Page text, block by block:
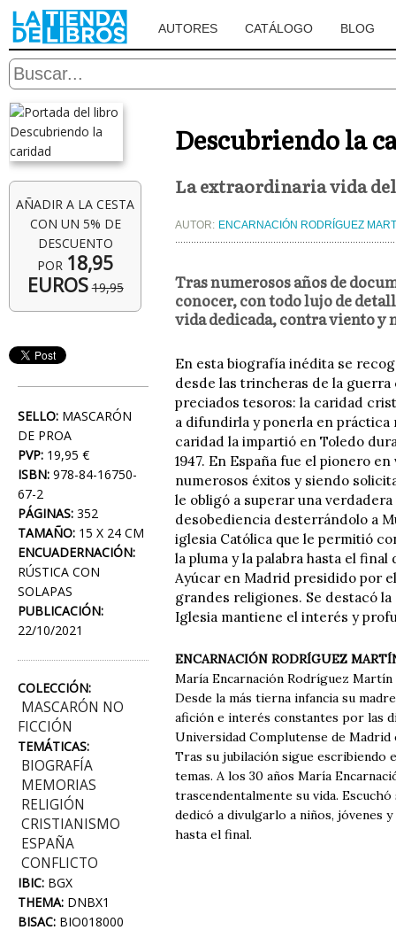
AUTORES CATÁLOGO BLOG
AÑADIR A LA CESTA
CON UN 5% DE
DESCUENTO
POR 18,95
EUROS 19,95
SELLO: MASCARÓN
DE PROA
PVP: 19,95 €
ISBN: 978-84-16750-
67-2
PÁGINAS: 352
TAMAÑO: 15 X 24 CM
ENCUADERNACIÓN:
RÚSTICA CON
SOLAPAS
PUBLICACIÓN:
22/10/2021
COLECCIÓN:
MASCARÓN NO
FICCIÓN
TEMÁTICAS:
BIOGRAFÍA
MEMORIAS
RELIGIÓN
CRISTIANISMO
ESPAÑA
CONFLICTO
IBIC: BGX
THEMA: DNBX1
BISAC: BIO018000
Descubriendo la
La extraordinaria vida
AUTOR: ENCARNACIÓN RODRÍGUEZ
Tras numerosos años de
conocer, con todo lujo de
vida dedicada, contra viento y
En esta biografía inédita se
desde las trincheras de la
preciados tesoros: la caridad
a difundirla y ponerla en práctica
caridad la impartió en Toledo
1947. En España fue el pionero
numerosos éxitos y siendo
le obligó a superar una
desobediencia desterrándolo a
iglesia Católica que le permitió
la pluma y la palabra hasta el
Ayúcar en Madrid presidido por
grandes religiones. Se destacó
Iglesia mantiene el interés y
ENCARNACIÓN RODRÍGUEZ
María Encarnación Rodríguez Martín
Desde la más tierna infancia su
afición e interés constantes por las
Universidad Complutense de Madrid
Tras su jubilación sigue escribiendo
temas. A los 30 años María
trascendentalmente su vida.
dedicó a divulgarlo a niños, jóvenes
hasta el final.